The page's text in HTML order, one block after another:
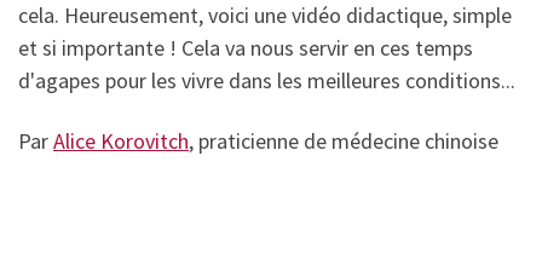
cela. Heureusement, voici une vidéo didactique, simple
et si importante ! Cela va nous servir en ces temps
d'agapes pour les vivre dans les meilleures conditions...
ParAlice Korovitch, praticienne de médecine chinoise